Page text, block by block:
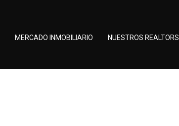
MERCADO INMOBILIARIO NUESTROS REALTORS